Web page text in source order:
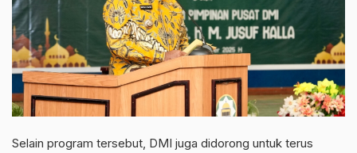
Selain program tersebut, DMI juga didorong untuk terus